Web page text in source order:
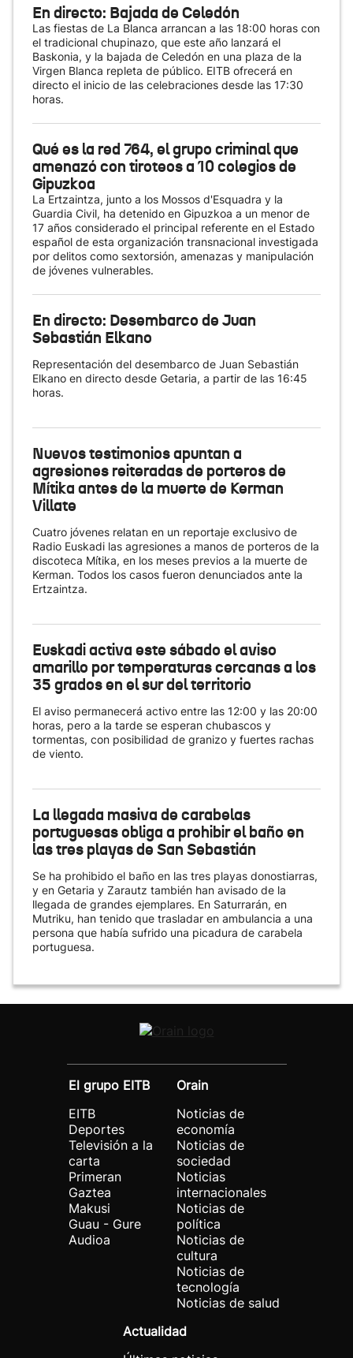
En directo: Bajada de Celedón
Las fiestas de La Blanca arrancan a las 18:00 horas con
el tradicional chupinazo, que este año lanzará el
Baskonia, y la bajada de Celedón en una plaza de la
Virgen Blanca repleta de público. EITB ofrecerá en
directo el inicio de las celebraciones desde las 17:30
horas.
Qué es la red 764, el grupo criminal que
amenazó con tiroteos a 10 colegios de
Gipuzkoa
La Ertzaintza, junto a los Mossos d'Esquadra y la
Guardia Civil, ha detenido en Gipuzkoa a un menor de
17 años considerado el principal referente en el Estado
español de esta organización transnacional investigada
por delitos como sextorsión, amenazas y manipulación
de jóvenes vulnerables.
En directo: Desembarco de Juan
Sebastián Elkano
Representación del desembarco de Juan Sebastián
Elkano en directo desde Getaria, a partir de las 16:45
horas.
Nuevos testimonios apuntan a
agresiones reiteradas de porteros de
Mítika antes de la muerte de Kerman
Villate
Cuatro jóvenes relatan en un reportaje exclusivo de
Radio Euskadi las agresiones a manos de porteros de la
discoteca Mítika, en los meses previos a la muerte de
Kerman. Todos los casos fueron denunciados ante la
Ertzaintza.
Euskadi activa este sábado el aviso
amarillo por temperaturas cercanas a los
35 grados en el sur del territorio
El aviso permanecerá activo entre las 12:00 y las 20:00
horas, pero a la tarde se esperan chubascos y
tormentas, con posibilidad de granizo y fuertes rachas
de viento.
La llegada masiva de carabelas
portuguesas obliga a prohibir el baño en
las tres playas de San Sebastián
Se ha prohibido el baño en las tres playas donostiarras,
y en Getaria y Zarautz también han avisado de la
llegada de grandes ejemplares. En Saturrarán, en
Mutriku, han tenido que trasladar en ambulancia a una
persona que había sufrido una picadura de carabela
portuguesa.
El grupo EITB
EITB
Deportes
Televisión a la
carta
Primeran
Gaztea
Makusi
Guau - Gure
Audioa
Orain
Noticias de
economía
Noticias de
sociedad
Noticias
internacionales
Noticias de
política
Noticias de
cultura
Noticias de
tecnología
Noticias de salud
Actualidad